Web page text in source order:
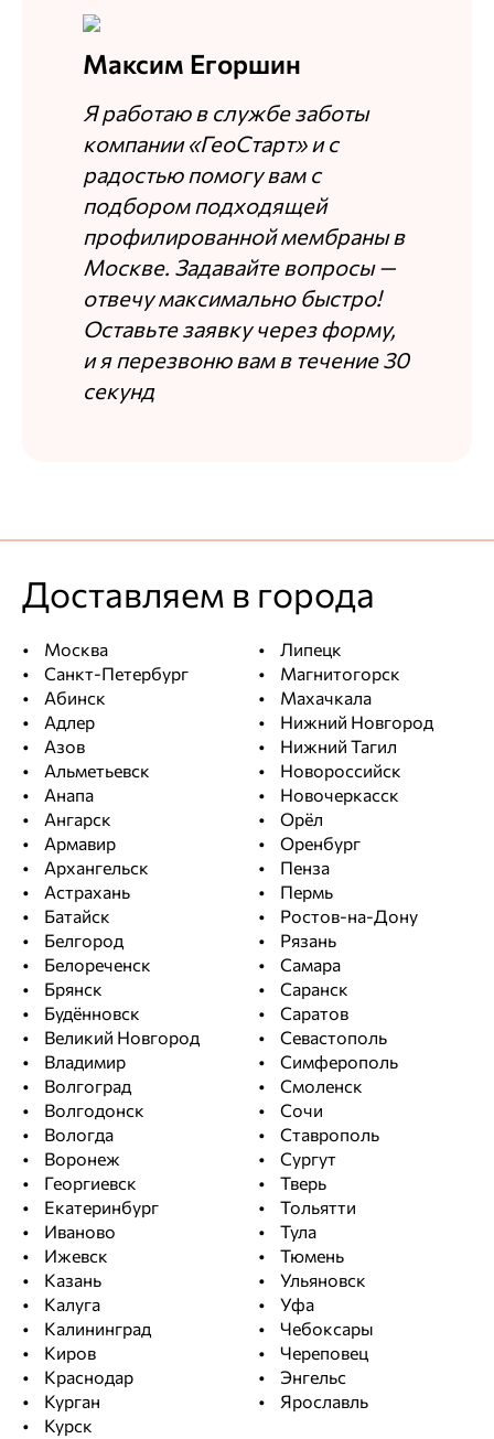
получилось как планировал
Недостатки
Комментарий
Товар не плох. Но товар не упакован. Был
повреждён. Метр мембраны в мусорку.
Примерно 400 руб. в мусорке.
Максим Егоршин
Ответ службы заботы
Рады стараться для вас.
Общая оценка
Достоинства
нормальный товар
Недостатки
замечаний нет
Комментарий
Крепкая и надежная
Максим Егоршин
Ответ службы заботы
Спасибо, что доверяете.
Владимир Щ.
27.12.2025
Цена
Качество
Общая оценка
Достоинства
получилось как планировал
Недостатки
без минусов
Комментарий
Качественная давно использую в строительстве
Фотографии покупателя
Максим Егоршин
Я работаю в службе заботы
компании «ГеоСтарт» и с
радостью помогу вам с
подбором подходящей
профилированной мембраны в
Москве. Задавайте вопросы —
отвечу максимально быстро!
Оставьте заявку через форму,
и я перезвоню вам в течение 30
секунд
Доставляем в города
Москва
Санкт-Петербург
Абинск
Адлер
Азов
Альметьевск
Анапа
Ангарск
Армавир
Архангельск
Астрахань
Батайск
Белгород
Белореченск
Брянск
Будённовск
Великий Новгород
Владимир
Волгоград
Волгодонск
Вологда
Воронеж
Георгиевск
Екатеринбург
Иваново
Ижевск
Казань
Калуга
Калининград
Киров
Краснодар
Курган
Курск
Липецк
Магнитогорск
Махачкала
Нижний Новгород
Нижний Тагил
Новороссийск
Новочеркасск
Орёл
Оренбург
Пенза
Пермь
Ростов-на-Дону
Рязань
Самара
Саранск
Саратов
Севастополь
Симферополь
Смоленск
Сочи
Ставрополь
Сургут
Тверь
Тольятти
Тула
Тюмень
Ульяновск
Уфа
Чебоксары
Череповец
Энгельс
Ярославль